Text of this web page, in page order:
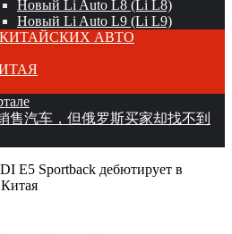
Новый Li Auto L8 (Li L8)
Новый Li Auto L9 (Li L9)
АВТО
售汽车，但俄罗斯买家却找不到
E5 Sportback дебютирует в